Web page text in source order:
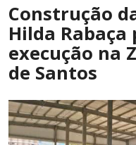
Construção
Hilda Rabaça
execução na
de Santos